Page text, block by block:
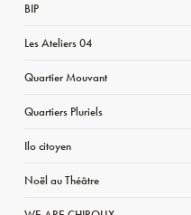
BIP
Les Ateliers 04
Quartier Mouvant
Quartiers Pluriels
Ilo citoyen
Noël au Théâtre